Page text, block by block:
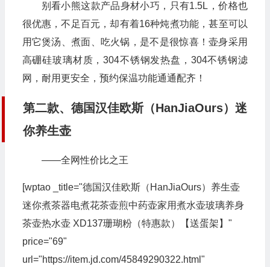
别看小熊这款产品身材小巧，只有1.5L，价格也
很优惠，不足百元，却有着16种炖煮功能，甚至可以
用它煲汤、煮面、吃火锅，是不是很惊喜！壶身采用
高硼硅玻璃材质，304不锈钢发热盘，304不锈钢滤
网，耐用更安全，预约保温功能通通配齐！
第二款、德国汉佳欧斯（HanJiaOurs）迷
你养生壶
——全网性价比之王
[wptao _title="德国汉佳欧斯（HanJiaOurs）养生壶
迷你煮茶器电煮花茶壶煎中药壶家用煮水壶玻璃养身
茶壶热水壶 XD137珊瑚粉（特惠款）【送蛋架】"
price="69"
url="https://item.jd.com/45849290322.html"